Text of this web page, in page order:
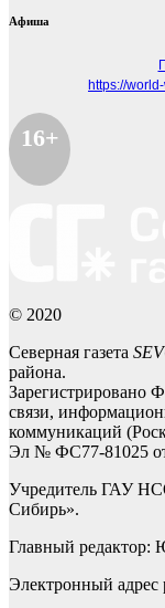
Афиша
https://
16+
© 2020
Северная газета
района.
Зарегистрировано
связи,
коммуникаций
Эл № ФС77-81025 от
Учредитель ГАУ
Сибирь».
Главный редактор:
Электронный адрес